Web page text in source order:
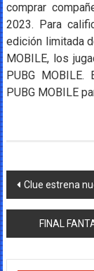
comprar
2023. Para
edición limitada
MOBILE, los
PUBG
PUBG MOBILE
de
entradas
Clue estrena
FINAL